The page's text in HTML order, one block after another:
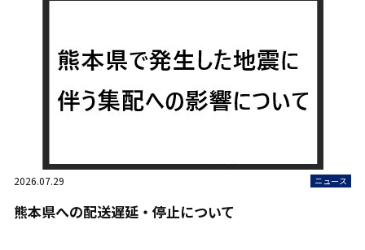
2026.07.29 ニュース
熊本県への配送遅延・停止について